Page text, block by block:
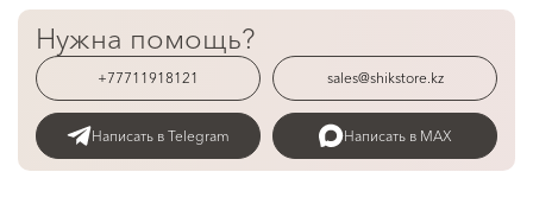
Нужна помощь?
+77711918121 sales@shikstore.kz
Написать в Telegram Написать в MAX